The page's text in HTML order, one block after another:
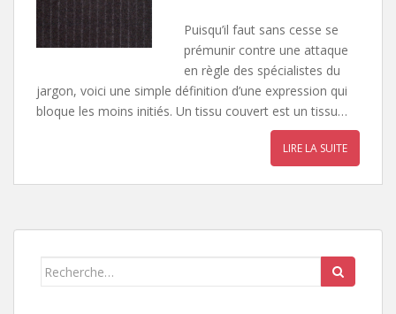
Puisqu’il faut sans cesse se
prémunir contre une attaque
en règle des spécialistes du
jargon, voici une simple définition d’une expression qui
bloque les moins initiés. Un tissu couvert est un tissu…
LIRE LA SUITE
Search